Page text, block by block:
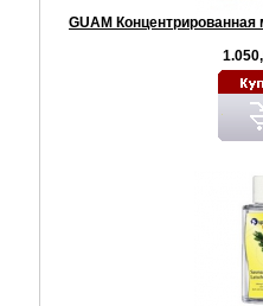
GUAM Концентрированная